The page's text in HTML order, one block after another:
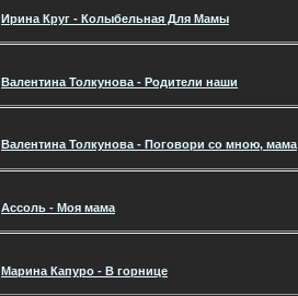
Ирина Круг - Колыбельная Для Мамы
Валентина Толкунова - Родители наши
Валентина Толкунова - Поговори со мною, мама
Ассоль - Моя мама
Марина Капуро - В горнице